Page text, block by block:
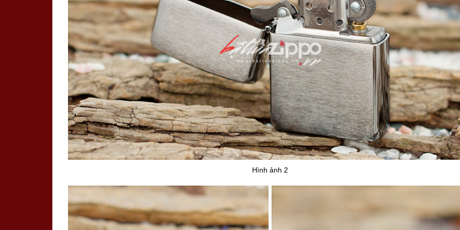
Hình ảnh 2